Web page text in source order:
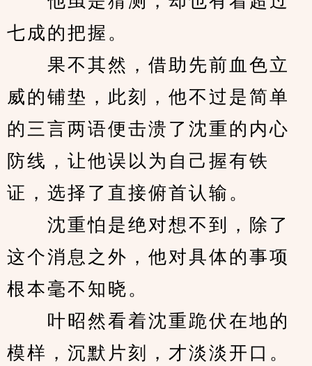
七成的把握。
果不其然，借助先前血色立
威的铺垫，此刻，他不过是简单
的三言两语便击溃了沈重的内心
防线，让他误以为自己握有铁
证，选择了直接俯首认输。
沈重怕是绝对想不到，除了
这个消息之外，他对具体的事项
根本毫不知晓。
叶昭然看着沈重跪伏在地的
模样，沉默片刻，才淡淡开口。